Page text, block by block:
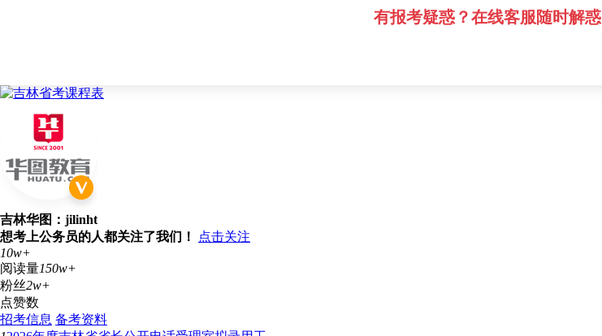
有报考疑惑？在线客服随时解惑
吉林华图：jilinht
想考上公务员的人都关注了我们！
点击关注
10w+
阅读量150w+
粉丝2w+
点赞数
招考信息 备考资料